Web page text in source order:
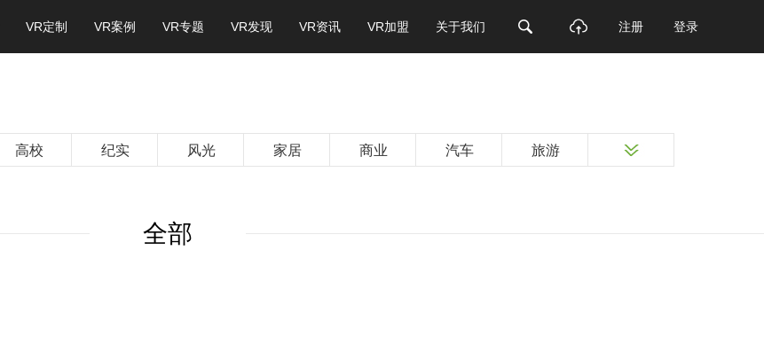
VR定制 VR案例 VR专题 VR发现 VR资讯 VR加盟 关于我们 注册 登录
高校 纪实 风光 家居 商业 汽车 旅游
全部